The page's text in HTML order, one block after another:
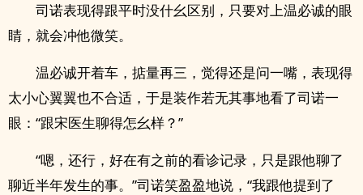
司诺表现得跟平时没什幺区别，只要对上温必诚的眼
睛，就会冲他微笑。
温必诚开着车，掂量再三，觉得还是问一嘴，表现得
太小心翼翼也不合适，于是装作若无其事地看了司诺一
眼：“跟宋医生聊得怎幺样？”
“嗯，还行，好在有之前的看诊记录，只是跟他聊了
聊近半年发生的事。”司诺笑盈盈地说，“我跟他提到了